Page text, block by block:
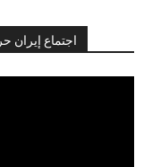
اجتماع إيران حرة 2023: إلى الأمام نحو جمهورية